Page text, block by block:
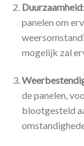
Duurzaamheid
panelen om
mogelijk zal
de panelen,
blootgesteld